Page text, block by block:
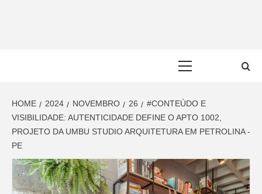
HOME 2024 NOVEMBRO 26
#CONTEÚDO E
VISIBILIDADE: AUTENTICIDADE DEFINE O APTO 1002,
PROJETO DA UMBU STUDIO ARQUITETURA EM PETROLINA -
PE